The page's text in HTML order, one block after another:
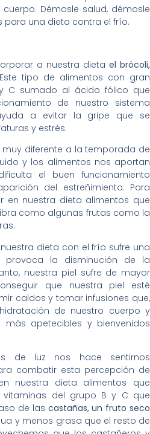
Démosle salud, démosle
una dieta contra el frío.
a nuestra dieta el brócoli,
tipo de alimentos con gran
C sumado al ácido fólico que
de nuestro sistema
a evitar la gripe que se
y estrés.
diferente a la temporada de
y los alimentos nos aportan
el buen funcionamiento
del estreñimiento. Para
en nuestra dieta alimentos que
como algunas frutas como la
dieta con el frío sufre una
provoca la disminución de la
nuestra piel sufre de mayor
que nuestra piel esté
caldos y tomar infusiones que,
de nuestro cuerpo y
más apetecibles y bienvenidos
de luz nos hace sentirnos
combatir esta percepción de
nuestra dieta alimentos que
del grupo B y C que
de las castañas, un fruto seco
y menos grasa que el resto de